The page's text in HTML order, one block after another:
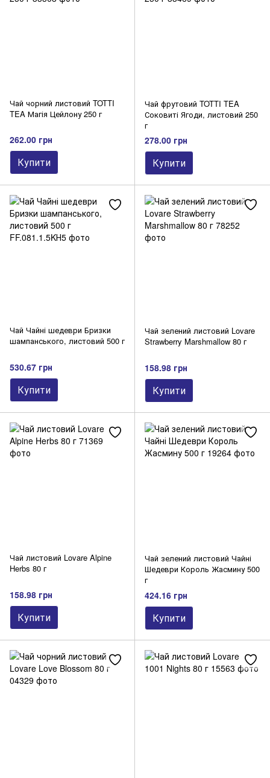
Чай чорний листовий TOTTI
TEA Магія Цейлону 250 г
262.00 грн
Купити
Чай фрутовий TOTTI TEA
Соковиті Ягоди, листовий 250
г
278.00 грн
Купити
Чай Чайні шедеври Бризки
шампанського, листовий 500 г
530.67 грн
Купити
Чай зелений листовий Lovare
Strawberry Marshmallow 80 г
158.98 грн
Купити
Чай листовий Lovare Alpine
Herbs 80 г
158.98 грн
Купити
Чай зелений листовий Чайні
Шедеври Король Жасмину 500
г
424.16 грн
Купити